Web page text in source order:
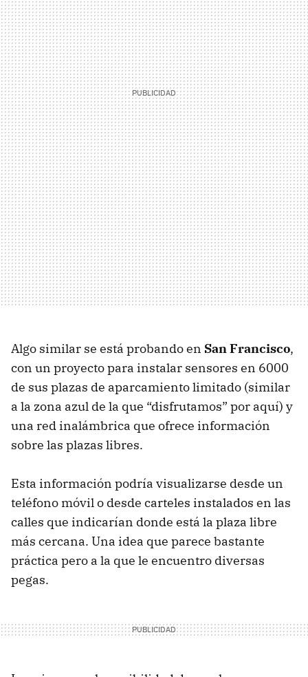
Algo similar se está probando en San Francisco,
con un proyecto para instalar sensores en 6000
de sus plazas de aparcamiento limitado (similar
a la zona azul de la que “disfrutamos” por aquí) y
una red inalámbrica que ofrece información
sobre las plazas libres.
Esta información podría visualizarse desde un
teléfono móvil o desde carteles instalados en las
calles que indicarían donde está la plaza libre
más cercana. Una idea que parece bastante
práctica pero a la que le encuentro diversas
pegas.